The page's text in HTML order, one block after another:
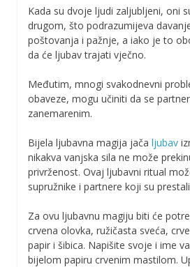
Kada su dvoje ljudi zaljubljeni, oni
drugom, što podrazumijeva
poštovanja i pažnje, a iako je to
da će ljubav trajati vječno.
Međutim, mnogi svakodnevni
obaveze, mogu učiniti da se
zanemarenim.
Bijela ljubavna magija jača ljubav
nikakva vanjska sila ne može
privrženost. Ovaj ljubavni ritual
supružnike i partnere koji su
Za ovu ljubavnu magiju biti će
crvena olovka, ružičasta sveća,
papir i šibica. Napišite svoje i ime
bijelom papiru crvenim mastilom.